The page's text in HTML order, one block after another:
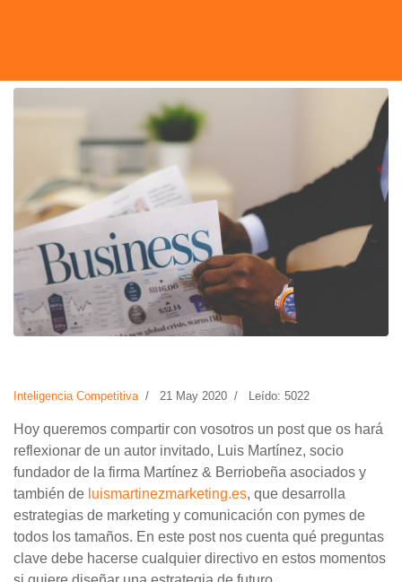
Inteligencia Competitiva 21 May 2020 Leído: 5022
Hoy queremos compartir con vosotros un post que os hará
reflexionar de un autor invitado, Luis Martínez, socio
fundador de la firma Martínez & Berriobeña asociados y
también de luismartinezmarketing.es, que desarrolla
estrategias de marketing y comunicación con pymes de
todos los tamaños. En este post nos cuenta qué preguntas
clave debe hacerse cualquier directivo en estos momentos